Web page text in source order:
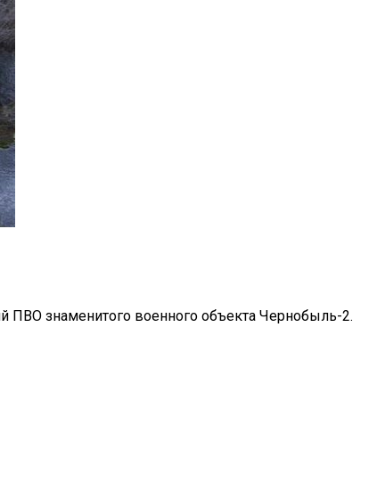
ПВО знаменитого военного объекта Чернобыль-2.